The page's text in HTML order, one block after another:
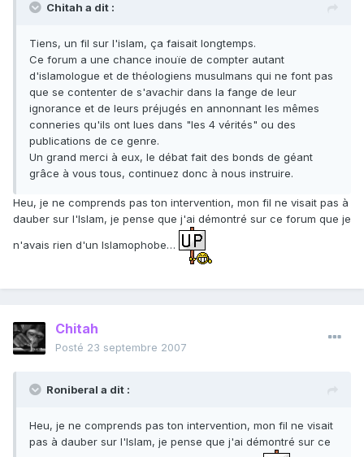
Chitah a dit :
Tiens, un fil sur l'islam, ça faisait longtemps.
Ce forum a une chance inouïe de compter autant
d'islamologue et de théologiens musulmans qui ne font pas
que se contenter de s'avachir dans la fange de leur
ignorance et de leurs préjugés en annonnant les mêmes
conneries qu'ils ont lues dans "les 4 vérités" ou des
publications de ce genre.
Un grand merci à eux, le débat fait des bonds de géant
grâce à vous tous, continuez donc à nous instruire.
Heu, je ne comprends pas ton intervention, mon fil ne visait pas à
dauber sur l'Islam, je pense que j'ai démontré sur ce forum que je
n'avais rien d'un Islamophobe…
Chitah
Posté 23 septembre 2007
Roniberal a dit :
Heu, je ne comprends pas ton intervention, mon fil ne visait
pas à dauber sur l'Islam, je pense que j'ai démontré sur ce